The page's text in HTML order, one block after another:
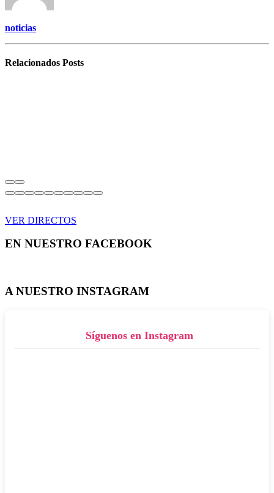
noticias
Relacionados Posts
VER DIRECTOS
EN NUESTRO FACEBOOK
A NUESTRO INSTAGRAM
Síguenos en Instagram